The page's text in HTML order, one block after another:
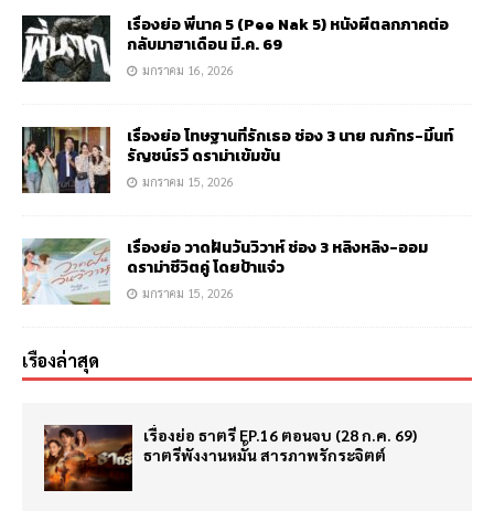
เรื่องย่อ พี่นาค 5 (Pee Nak 5) หนังผีตลกภาคต่อ
กลับมาฮาเดือน มี.ค. 69
มกราคม 16, 2026
เรื่องย่อ โทษฐานที่รักเธอ ช่อง 3 นาย ณภัทร-มิ้นท์
รัญชน์รวี ดราม่าเข้มข้น
มกราคม 15, 2026
เรื่องย่อ วาดฝันวันวิวาห์ ช่อง 3 หลิงหลิง-ออม
ดราม่าชีวิตคู่ โดยป้าแจ๋ว
มกราคม 15, 2026
เรื่องล่าสุด
เรื่องย่อ ธาตรี EP.16 ตอนจบ (28 ก.ค. 69)
ธาตรีพังงานหมั้น สารภาพรักระจิตต์